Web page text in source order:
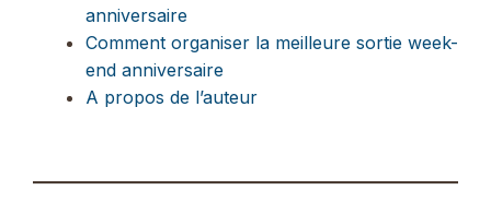
anniversaire
Comment organiser la meilleure sortie week-
end anniversaire
A propos de l’auteur